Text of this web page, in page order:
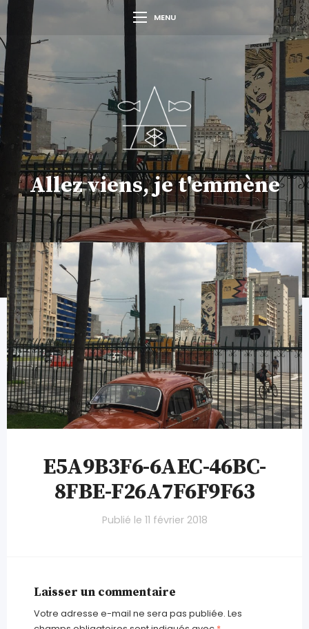
MENU
Allez viens, je t'emmène
E5A9B3F6-6AEC-46BC-
8FBE-F26A7F6F9F63
Publié le 11 février 2018
Laisser un commentaire
Votre adresse e-mail ne sera pas publiée. Les